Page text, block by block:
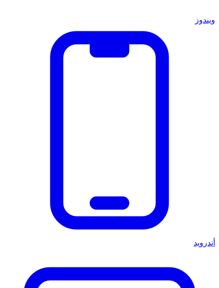
ويندوز
أندرويد